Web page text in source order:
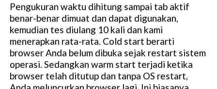
Pengukuran waktu dihitung sampai tab aktif
benar-benar dimuat dan dapat digunakan,
kemudian tes diulang 10 kali dan kami
menerapkan rata-rata. Cold start berarti
browser Anda belum dibuka sejak restart sistem
operasi. Sedangkan warm start terjadi ketika
browser telah ditutup dan tanpa OS restart,